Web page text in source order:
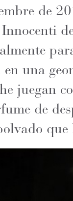
de
en una
juegan
de